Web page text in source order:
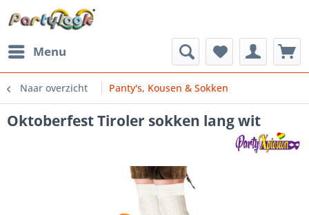
Menu
Naar overzicht Panty's, Kousen & Sokken
Oktoberfest Tiroler sokken lang wit